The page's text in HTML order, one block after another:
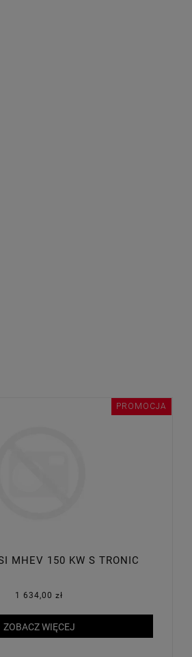
MHEV 150 KW S TRONIC
1 634,00 zł
ZOBACZ WIĘCEJ
PROMOCJA